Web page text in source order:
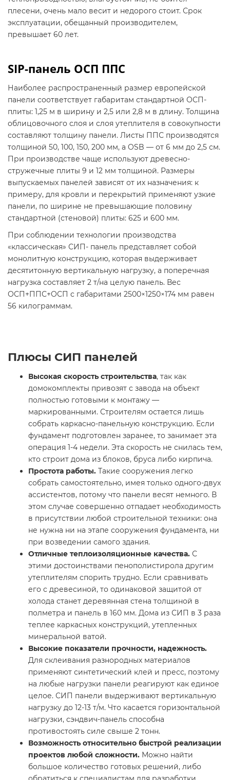
плесени, очень мало весит и недорого стоит. Срок
эксплуатации, обещанный производителем,
превышает 60 лет.
SIP-панель ОСП ППС
Наиболее распространенный размер европейской
панели соответствует габаритам стандартной ОСП-
плиты: 1,25 м в ширину и 2,5 или 2,8 м в длину. Толщина
облицовочного слоя и слоя утеплителя в совокупности
составляют толщину панели. Листы ППС производятся
толщиной 50, 100, 150, 200 мм, а OSB — от 6 мм до 2,5 см.
При производстве чаще используют древесно-
стружечные плиты 9 и 12 мм толщиной. Размеры
выпускаемых панелей зависят от их назначения: к
примеру, для кровли и перекрытий применяют узкие
панели, по ширине не превышающие половину
стандартной (стеновой) плиты: 625 и 600 мм.
При соблюдении технологии производства
«классическая» СИП- панель представляет собой
монолитную конструкцию, которая выдерживает
десятитонную вертикальную нагрузку, а поперечная
нагрузка составляет 2 т/на целую панель. Вес
ОСП+ППС+ОСП с габаритами 2500×1250×174 мм равен
56 килограммам.
Плюсы СИП панелей
Высокая скорость строительства, так как
домокомплекты привозят с завода на объект
полностью готовыми к монтажу —
маркированными. Строителям остается лишь
собрать каркасно-панельную конструкцию. Если
фундамент подготовлен заранее, то занимает эта
операция 1-4 недели. Эта скорость не снилась тем,
кто строит дома из блоков, бруса либо кирпича.
Простота работы. Такие сооружения легко
собрать самостоятельно, имея только одного-двух
ассистентов, потому что панели весят немного. В
этом случае совершенно отпадает необходимость
в присутствии любой строительной техники: она
не нужна ни на этапе сооружения фундамента, ни
при возведении самого здания.
Отличные теплоизоляционные качества. С
этими достоинствами пенополистирола другим
утеплителям спорить трудно. Если сравнивать
его с древесиной, то одинаковой защитой от
холода станет деревянная стена толщиной в
полметра и панель в 160 мм. Дома из СИП в 3 раза
теплее каркасных конструкций, утепленных
минеральной ватой.
Высокие показатели прочности, надежность.
Для склеивания разнородных материалов
применяют синтетический клей и пресс, поэтому
на любые нагрузки панели реагируют как единое
целое. СИП панели выдерживают вертикальную
нагрузку до 12-13 т/м. Что касается горизонтальной
нагрузки, сэндвич-панель способна
противостоять силе свыше 2 тонн.
Возможность относительно быстрой реализации
проектов любой сложности. Можно найти
большое количество готовых решений, либо